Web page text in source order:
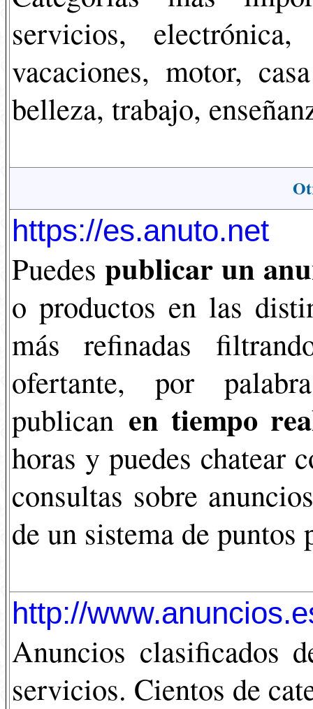
servicios,
vacaciones, motor,
belleza, trabajo,
https://es.anuto.net
Puedespublicar un
o productos en las
más refinadas
ofertante, por
publican en tiempo
horas y puedes chatear
consultas sobre
de un sistema de puntos
http://
Anuncios clasificados
servicios. Cientos de